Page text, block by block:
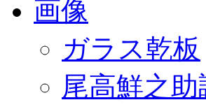
画像
ガラス乾板
尾高鮮之